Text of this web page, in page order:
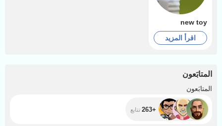
new toy
اقرأ المزيد
المتابَعون
المتابَعون
+263 تتابع